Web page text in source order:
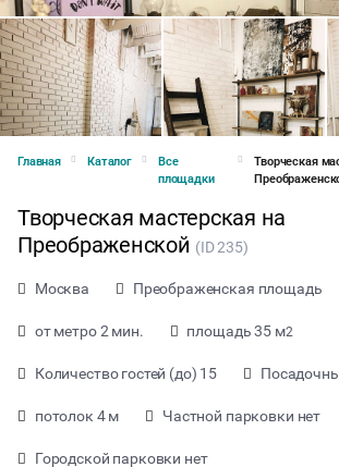
Главная Каталог
Все
площадки
Творческая
Творческая мастерская на
Преображенской (ID 235)
Москва Преображенская площадь
от метро 2 мин. площадь 35 м2
Количество гостей (до) 15
потолок 4 м Частной парковки нет
Городской парковки нет